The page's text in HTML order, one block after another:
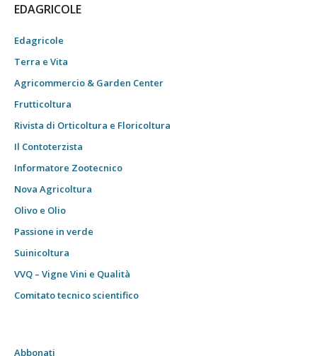
EDAGRICOLE
Edagricole
Terra e Vita
Agricommercio & Garden Center
Frutticoltura
Rivista di Orticoltura e Floricoltura
Il Contoterzista
Informatore Zootecnico
Nova Agricoltura
Olivo e Olio
Passione in verde
Suinicoltura
VVQ – Vigne Vini e Qualità
Comitato tecnico scientifico
Abbonati